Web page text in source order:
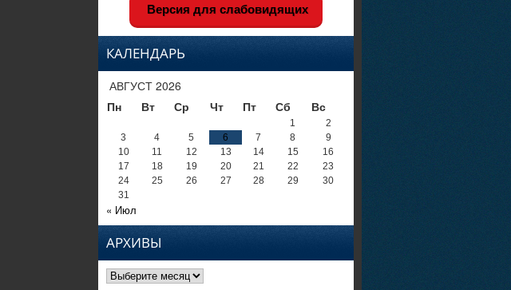
Версия для слабовидящих
КАЛЕНДАРЬ
АВГУСТ 2026
Пн
Вт Ср Чт Пт Сб Вс
1
2
3
4 5 6 7 8
9
10
11 12 13 14 15
16
17
18 19 20 21 22
23
24
25 26 27 28 29
30
31
« Июл
АРХИВЫ
Архивы